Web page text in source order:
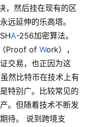
，然后挂在现有的区
远延伸的乐高塔。
A-256加密算法。
Proof of Work），
交易，也正因为这
然比特币在技术上有
特别广。比较常见的
。但随着技术不断发
待。 说到跨境支